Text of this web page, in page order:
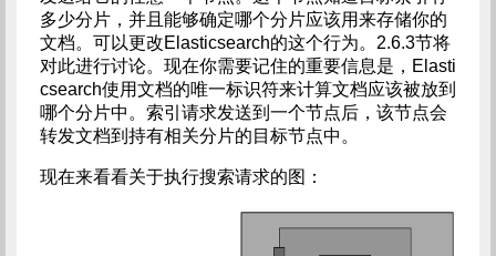
多少分片，并且能够确定哪个分片应该用来存储你的
文档。可以更改Elasticsearch的这个行为。2.6.3节将
对此进行讨论。现在你需要记住的重要信息是，Elasti
csearch使用文档的唯一标识符来计算文档应该被放到
哪个分片中。索引请求发送到一个节点后，该节点会
转发文档到持有相关分片的目标节点中。
现在来看看关于执行搜索请求的图：